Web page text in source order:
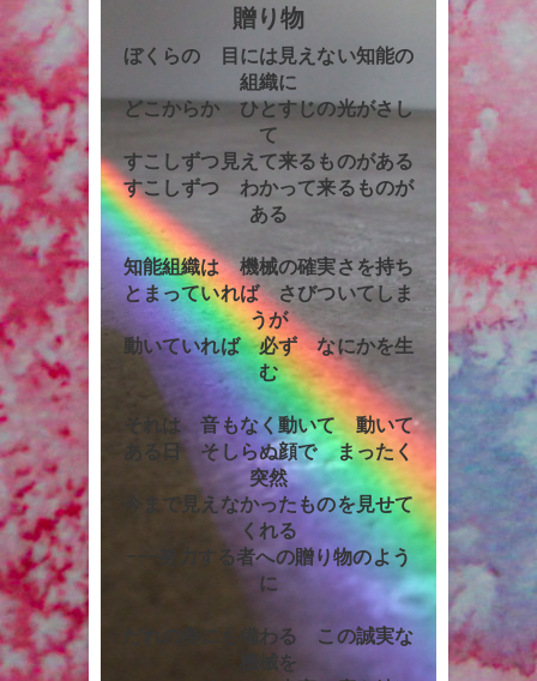
贈り物
ぼくらの 目には見えない知能の
組織に
どこからか ひとすじの光がさし
て
すこしずつ見えて来るものがある
すこしずつ わかって来るものが
ある
知能組織は 機械の確実さを持ち
とまっていれば さびついてしま
うが
動いていれば 必ず なにかを生
む
それは 音もなく動いて 動いて
ある日 そしらぬ顔で まったく
突然
今まで見えなかったものを見せて
くれる
−−−努力する者への贈り物のよう
に
だれの身にも備わる この誠実な
機械を